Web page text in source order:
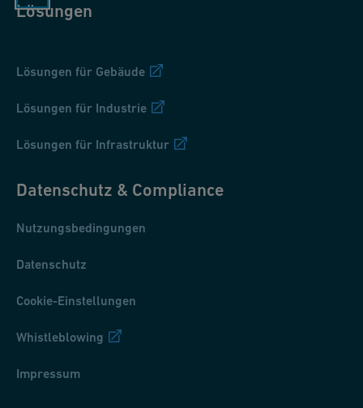
Lösungen
Lösungen für Gebäude
Lösungen für Industrie
Lösungen für Infrastruktur
Datenschutz & Compliance
Nutzungsbedingungen
Datenschutz
Cookie-Einstellungen
Whistleblowing
Impressum